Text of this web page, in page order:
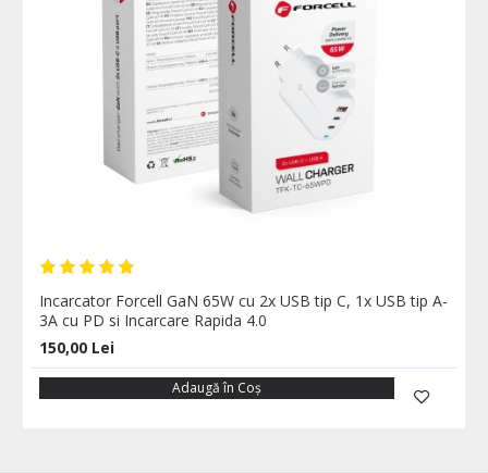
Incarcator Forcell GaN 65W cu 2x USB tip C, 1x USB tip A-
3A cu PD si Incarcare Rapida 4.0
150,00 Lei
Adaugă în Coş